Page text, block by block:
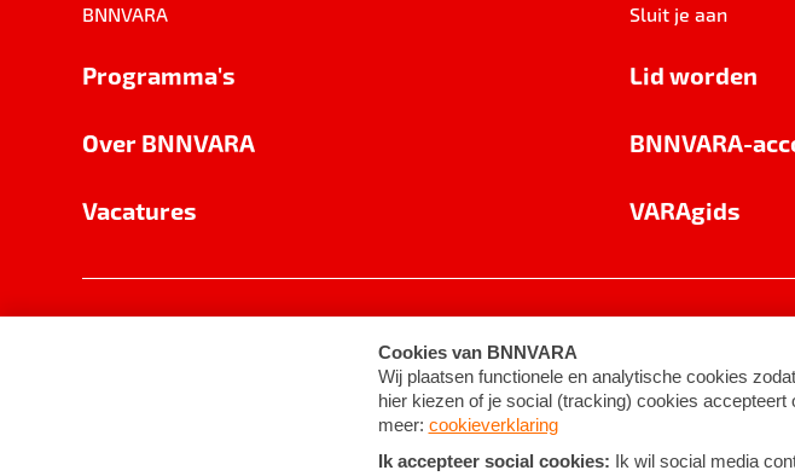
BNNVARA
Programma's
Over BNNVARA
Vacatures
Sluit je aan
Lid worden
BNNVARA-
VARAgids
Cookie-instellingen Algemene voorwaarden ©2026